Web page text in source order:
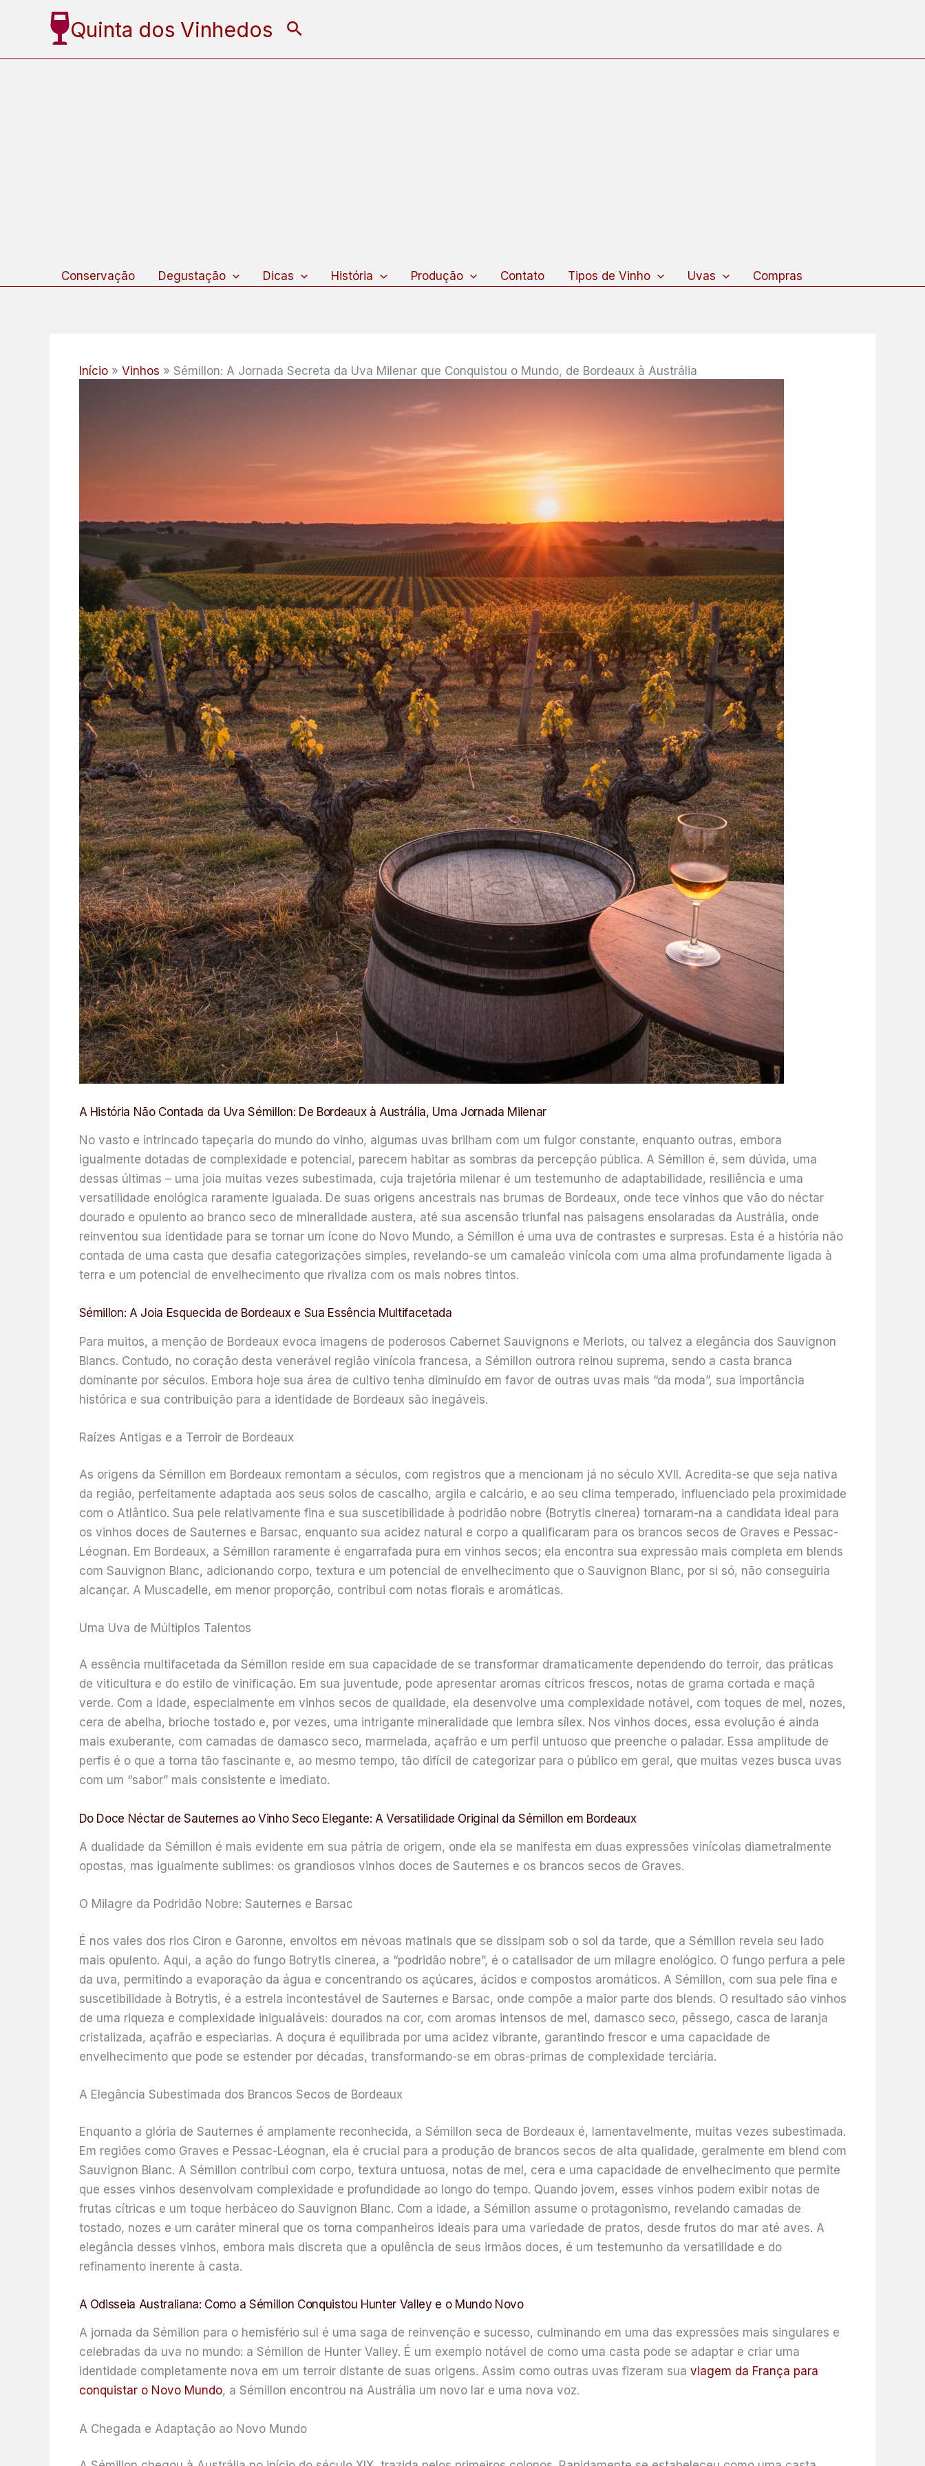
Quinta dos Vinhedos Pesquisar
Conservação Degustação Dicas História Produção Contato Tipos de Vinho Uvas Compras
Início Vinhos Sémillon: A Jornada Secreta da Uva Milenar que Conquistou o Mundo, de Bordeaux à Austrália
A História Não Contada da Uva Sémillon: De Bordeaux à Austrália, Uma Jornada Milenar
No vasto e intrincado tapeçaria do mundo do vinho, algumas uvas brilham com um fulgor constante, enquanto outras, embora
igualmente dotadas de complexidade e potencial, parecem habitar as sombras da percepção pública. A Sémillon é, sem dúvida, uma
dessas últimas – uma joia muitas vezes subestimada, cuja trajetória milenar é um testemunho de adaptabilidade, resiliência e uma
versatilidade enológica raramente igualada. De suas origens ancestrais nas brumas de Bordeaux, onde tece vinhos que vão do néctar
dourado e opulento ao branco seco de mineralidade austera, até sua ascensão triunfal nas paisagens ensolaradas da Austrália, onde
reinventou sua identidade para se tornar um ícone do Novo Mundo, a Sémillon é uma uva de contrastes e surpresas. Esta é a história não
contada de uma casta que desafia categorizações simples, revelando-se um camaleão vinícola com uma alma profundamente ligada à
terra e um potencial de envelhecimento que rivaliza com os mais nobres tintos.
Sémillon: A Joia Esquecida de Bordeaux e Sua Essência Multifacetada
Para muitos, a menção de Bordeaux evoca imagens de poderosos Cabernet Sauvignons e Merlots, ou talvez a elegância dos Sauvignon
Blancs. Contudo, no coração desta venerável região vinícola francesa, a Sémillon outrora reinou suprema, sendo a casta branca
dominante por séculos. Embora hoje sua área de cultivo tenha diminuído em favor de outras uvas mais “da moda”, sua importância
histórica e sua contribuição para a identidade de Bordeaux são inegáveis.
Raízes Antigas e a Terroir de Bordeaux
As origens da Sémillon em Bordeaux remontam a séculos, com registros que a mencionam já no século XVII. Acredita-se que seja nativa
da região, perfeitamente adaptada aos seus solos de cascalho, argila e calcário, e ao seu clima temperado, influenciado pela proximidade
com o Atlântico. Sua pele relativamente fina e sua suscetibilidade à podridão nobre (Botrytis cinerea) tornaram-na a candidata ideal para
os vinhos doces de Sauternes e Barsac, enquanto sua acidez natural e corpo a qualificaram para os brancos secos de Graves e Pessac-
Léognan. Em Bordeaux, a Sémillon raramente é engarrafada pura em vinhos secos; ela encontra sua expressão mais completa em blends
com Sauvignon Blanc, adicionando corpo, textura e um potencial de envelhecimento que o Sauvignon Blanc, por si só, não conseguiria
alcançar. A Muscadelle, em menor proporção, contribui com notas florais e aromáticas.
Uma Uva de Múltiplos Talentos
A essência multifacetada da Sémillon reside em sua capacidade de se transformar dramaticamente dependendo do terroir, das práticas
de viticultura e do estilo de vinificação. Em sua juventude, pode apresentar aromas cítricos frescos, notas de grama cortada e maçã
verde. Com a idade, especialmente em vinhos secos de qualidade, ela desenvolve uma complexidade notável, com toques de mel, nozes,
cera de abelha, brioche tostado e, por vezes, uma intrigante mineralidade que lembra sílex. Nos vinhos doces, essa evolução é ainda
mais exuberante, com camadas de damasco seco, marmelada, açafrão e um perfil untuoso que preenche o paladar. Essa amplitude de
perfis é o que a torna tão fascinante e, ao mesmo tempo, tão difícil de categorizar para o público em geral, que muitas vezes busca uvas
com um “sabor” mais consistente e imediato.
Do Doce Néctar de Sauternes ao Vinho Seco Elegante: A Versatilidade Original da Sémillon em Bordeaux
A dualidade da Sémillon é mais evidente em sua pátria de origem, onde ela se manifesta em duas expressões vinícolas diametralmente
opostas, mas igualmente sublimes: os grandiosos vinhos doces de Sauternes e os brancos secos de Graves.
O Milagre da Podridão Nobre: Sauternes e Barsac
É nos vales dos rios Ciron e Garonne, envoltos em névoas matinais que se dissipam sob o sol da tarde, que a Sémillon revela seu lado
mais opulento. Aqui, a ação do fungo Botrytis cinerea, a “podridão nobre”, é o catalisador de um milagre enológico. O fungo perfura a pele
da uva, permitindo a evaporação da água e concentrando os açúcares, ácidos e compostos aromáticos. A Sémillon, com sua pele fina e
suscetibilidade à Botrytis, é a estrela incontestável de Sauternes e Barsac, onde compõe a maior parte dos blends. O resultado são vinhos
de uma riqueza e complexidade inigualáveis: dourados na cor, com aromas intensos de mel, damasco seco, pêssego, casca de laranja
cristalizada, açafrão e especiarias. A doçura é equilibrada por uma acidez vibrante, garantindo frescor e uma capacidade de
envelhecimento que pode se estender por décadas, transformando-se em obras-primas de complexidade terciária.
A Elegância Subestimada dos Brancos Secos de Bordeaux
Enquanto a glória de Sauternes é amplamente reconhecida, a Sémillon seca de Bordeaux é, lamentavelmente, muitas vezes subestimada.
Em regiões como Graves e Pessac-Léognan, ela é crucial para a produção de brancos secos de alta qualidade, geralmente em blend com
Sauvignon Blanc. A Sémillon contribui com corpo, textura untuosa, notas de mel, cera e uma capacidade de envelhecimento que permite
que esses vinhos desenvolvam complexidade e profundidade ao longo do tempo. Quando jovem, esses vinhos podem exibir notas de
frutas cítricas e um toque herbáceo do Sauvignon Blanc. Com a idade, a Sémillon assume o protagonismo, revelando camadas de
tostado, nozes e um caráter mineral que os torna companheiros ideais para uma variedade de pratos, desde frutos do mar até aves. A
elegância desses vinhos, embora mais discreta que a opulência de seus irmãos doces, é um testemunho da versatilidade e do
refinamento inerente à casta.
A Odisseia Australiana: Como a Sémillon Conquistou Hunter Valley e o Mundo Novo
A jornada da Sémillon para o hemisfério sul é uma saga de reinvenção e sucesso, culminando em uma das expressões mais singulares e
celebradas da uva no mundo: a Sémillon de Hunter Valley. É um exemplo notável de como uma casta pode se adaptar e criar uma
identidade completamente nova em um terroir distante de suas origens. Assim como outras uvas fizeram sua viagem da França para
conquistar o Novo Mundo, a Sémillon encontrou na Austrália um novo lar e uma nova voz.
A Chegada e Adaptação ao Novo Mundo